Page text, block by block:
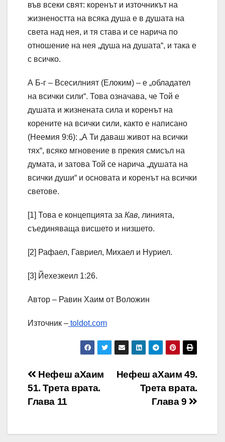
във всеки свят: коренът и източникът на
жизнеността на всяка душа е в душата на
света над нея, и тя става и се нарича по
отношение на нея „душа на душата“, и така е
с всичко.
А Б-г – Всесилният (Елоким) – е „обладател
на всички сили“. Това означава, че Той е
душата и жизнената сила и коренът на
корените на всички сили, както е написано
(Неемия 9:6): „А Ти даваш живот на всички
тях“, всяко мгновение в прекия смисъл на
думата, и затова Той се нарича „душата на
всички души“ и основата и коренът на всички
светове.
[1] Това е концепцията за Кав, линията,
съединяваща висшето и низшето.
[2] Рафаел, Гавриел, Михаел и Нуриел.
[3] Йехезкеил 1:26.
Автор – Равин Хаим от Воложин
Източник – toldot.com
Навигация
Нефеш аХаим 49.
Трета врата.
Глава 9
Нефеш аХаим
51. Трета врата.
Глава 11